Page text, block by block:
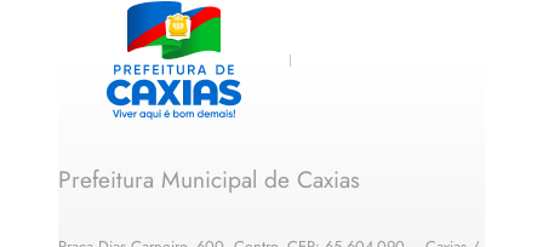
Prefeitura Municipal de Caxias